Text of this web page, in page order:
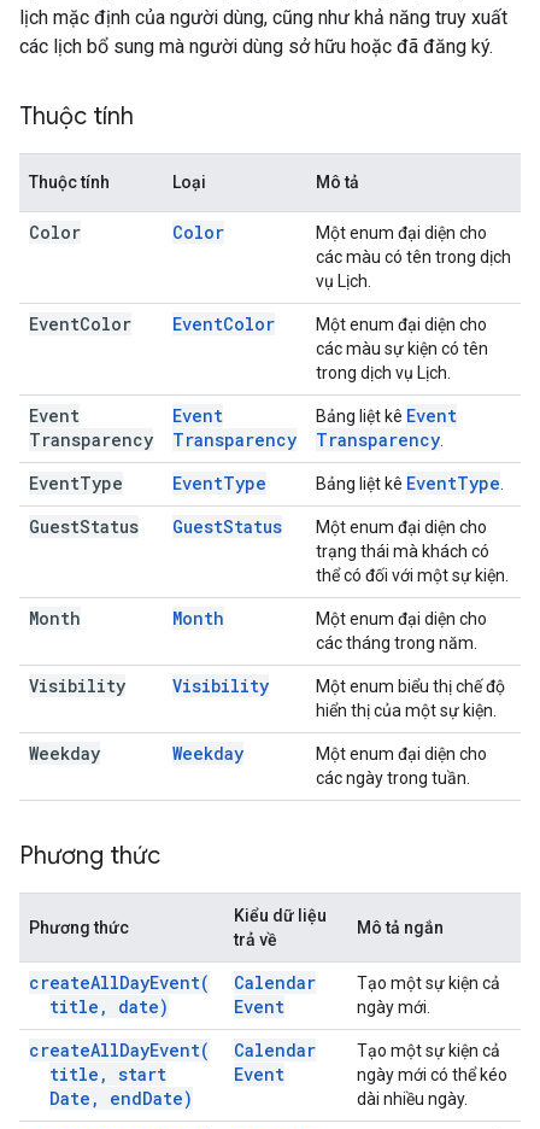
lịch mặc định của người dùng, cũng như khả năng truy xuất
các lịch bổ sung mà người dùng sở hữu hoặc đã đăng ký.
Thuộc tính
Thuộc tính Loại Mô tả
Color Color
Một enum đại diện cho
các màu có tên trong dịch
vụ Lịch.
EventColor EventColor
Một enum đại diện cho
các màu sự kiện có tên
trong dịch vụ Lịch.
Event
Transparency
Event
Transparency
Bảng liệt kê Event
Transparency
EventType EventType Bảng liệt kê EventType
GuestStatus GuestStatus
Một enum đại diện cho
trạng thái mà khách có
thể có đối với một sự kiện.
Month Month
Một enum đại diện cho
các tháng trong năm.
Visibility Visibility
Một enum biểu thị chế độ
hiển thị của một sự kiện.
Weekday Weekday
Một enum đại diện cho
các ngày trong tuần.
Phương thức
Phương thức
Kiểu dữ liệu
trả về
Mô tả ngắn
createAllDayEvent(
title , date)
Calendar
Event
Tạo một sự kiện cả
ngày mới.
createAllDayEvent(
title , start
Date , endDate)
Calendar
Event
Tạo một sự kiện cả
ngày mới có thể kéo
dài nhiều ngày.